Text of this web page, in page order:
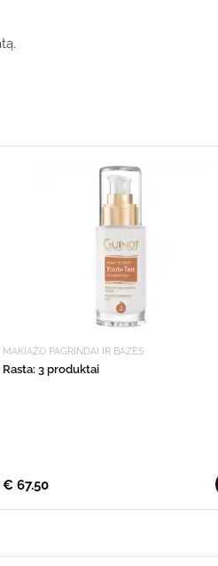
MAKIAŽO PAGRINDAI IR BAZĖS
Rasta: 3 produktai
€ 67.50